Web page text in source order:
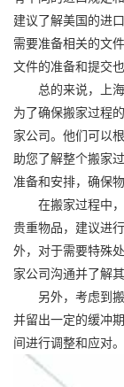
建议了解美国的进
需要准备相关的文
文件的准备和提交
总的来说，上海
为了确保搬家过程
家公司。他们可以
助您了解整个搬家
准备和安排，确保
在搬家过程中，
贵重物品，建议进
外，对于需要特殊
家公司沟通并了解
另外，考虑到搬
并留出一定的缓冲
间进行调整和应对。